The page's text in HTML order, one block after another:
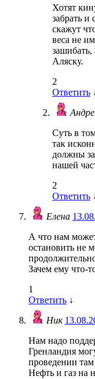
Хотят
забрать
скажут
веса не
Аляску.
2
Ответить
Суть в
так
должны за
нашей
2
Ответить
Елена
А что нам
остановить не
Зачем ему что-
1
Ответить ↓
Ник
Нам надо
Гренландия
проведении
Нефть и газ на